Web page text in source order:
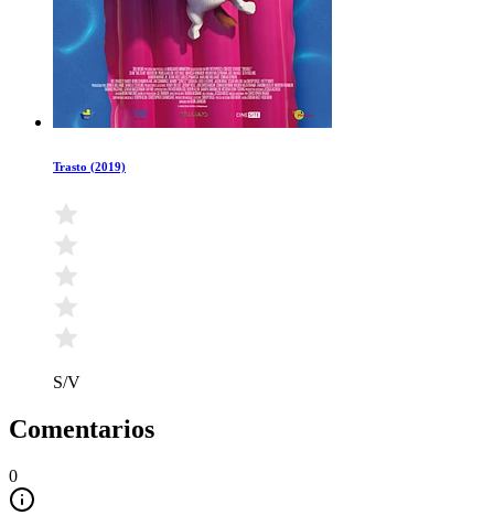
Trasto (2019)
S/V
Comentarios
0